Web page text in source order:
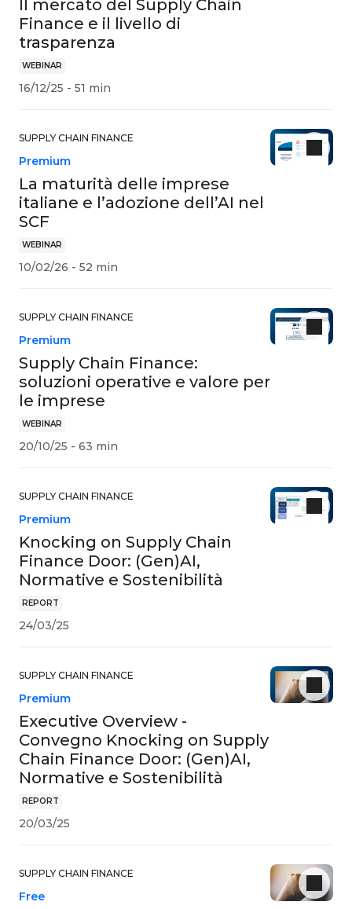
WEBINAR
Il mercato del Supply Chain
Finance e il livello di
trasparenza
16/12/25 - 51 min
SUPPLY CHAIN FINANCE
WEBINAR
La maturità delle imprese
italiane e l’adozione dell’AI nel
SCF
Premium
10/02/26 - 52 min
SUPPLY CHAIN FINANCE
WEBINAR
Supply Chain Finance:
soluzioni operative e valore per
le imprese
Premium
20/10/25 - 63 min
SUPPLY CHAIN FINANCE
REPORT
Knocking on Supply Chain
Finance Door: (Gen)AI,
Normative e Sostenibilità
Premium
24/03/25
SUPPLY CHAIN FINANCE
REPORT
Executive Overview -
Convegno Knocking on Supply
Chain Finance Door: (Gen)AI,
Normative e Sostenibilità
Premium
20/03/25
SUPPLY CHAIN FINANCE
Free